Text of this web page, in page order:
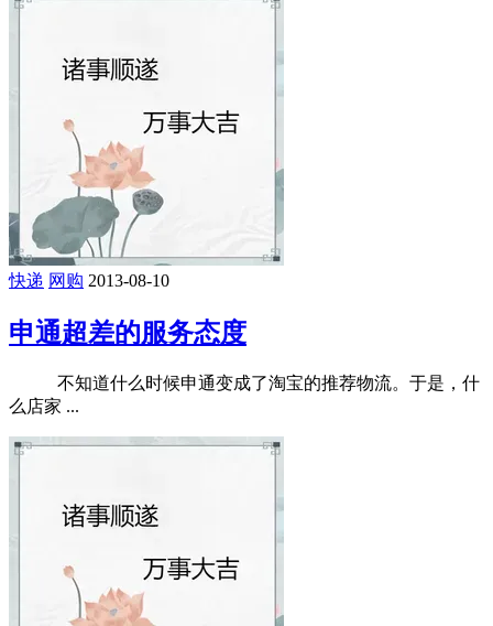
快递 网购 2013-08-10
申通超差的服务态度
不知道什么时候申通变成了淘宝的推荐物流。于是，什
么店家 ...